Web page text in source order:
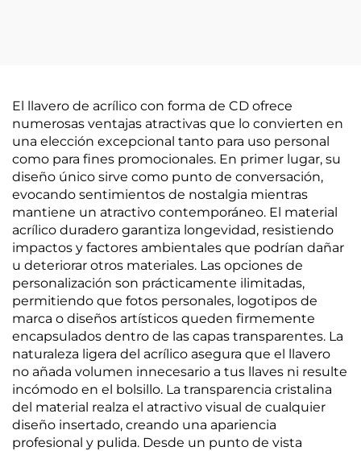
El llavero de acrílico con forma de CD ofrece
numerosas ventajas atractivas que lo convierten en
una elección excepcional tanto para uso personal
como para fines promocionales. En primer lugar, su
diseño único sirve como punto de conversación,
evocando sentimientos de nostalgia mientras
mantiene un atractivo contemporáneo. El material
acrílico duradero garantiza longevidad, resistiendo
impactos y factores ambientales que podrían dañar
u deteriorar otros materiales. Las opciones de
personalización son prácticamente ilimitadas,
permitiendo que fotos personales, logotipos de
marca o diseños artísticos queden firmemente
encapsulados dentro de las capas transparentes. La
naturaleza ligera del acrílico asegura que el llavero
no añada volumen innecesario a tus llaves ni resulte
incómodo en el bolsillo. La transparencia cristalina
del material realza el atractivo visual de cualquier
diseño insertado, creando una apariencia
profesional y pulida. Desde un punto de vista